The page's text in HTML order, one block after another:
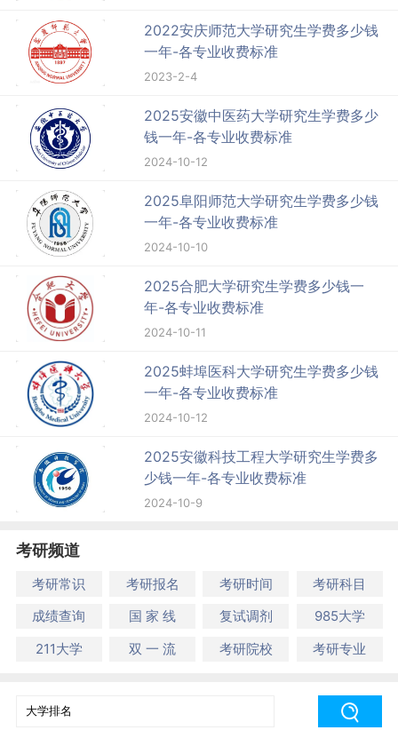
2022安庆师范大学研究生学费多少钱
一年-各专业收费标准
2023-2-4
2025安徽中医药大学研究生学费多少
钱一年-各专业收费标准
2024-10-12
2025阜阳师范大学研究生学费多少钱
一年-各专业收费标准
2024-10-10
2025合肥大学研究生学费多少钱一
年-各专业收费标准
2024-10-11
2025蚌埠医科大学研究生学费多少钱
一年-各专业收费标准
2024-10-12
2025安徽科技工程大学研究生学费多
少钱一年-各专业收费标准
2024-10-9
考研频道
考研常识 考研报名 考研时间
考研科目
成绩查询
国 家 线 复试调剂
985大学
211大学
双 一 流 考研院校 考研专业